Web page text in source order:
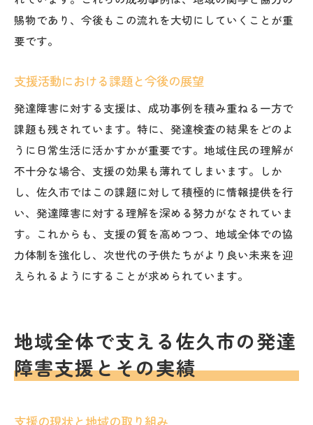
賜物であり、今後もこの流れを大切にしていくことが重
要です。
支援活動における課題と今後の展望
発達障害に対する支援は、成功事例を積み重ねる一方で
課題も残されています。特に、発達検査の結果をどのよ
うに日常生活に活かすかが重要です。地域住民の理解が
不十分な場合、支援の効果も薄れてしまいます。しか
し、佐久市ではこの課題に対して積極的に情報提供を行
い、発達障害に対する理解を深める努力がなされていま
す。これからも、支援の質を高めつつ、地域全体での協
力体制を強化し、次世代の子供たちがより良い未来を迎
えられるようにすることが求められています。
地域全体で支える佐久市の発達
障害支援とその実績
支援の現状と地域の取り組み